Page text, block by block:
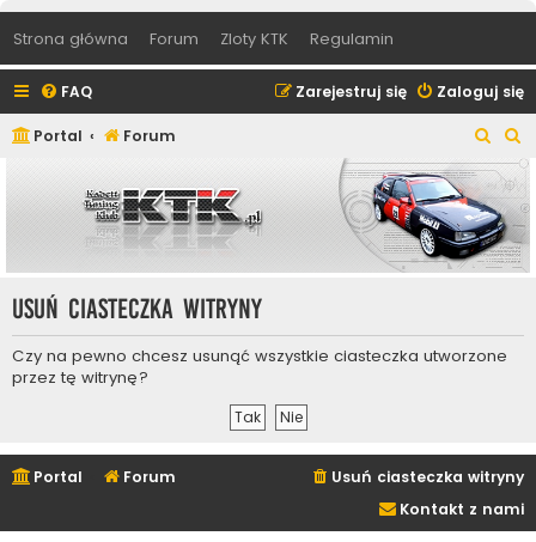
Strona główna Forum Zloty KTK Regulamin
FAQ Zaloguj się
Zarejestruj się
Portal Forum
z
u
k
z
u
k
a
Usuń ciasteczka witryny
Czy na pewno chcesz usunąć wszystkie ciasteczka utworzone
przez tę witrynę?
Portal Forum
Usuń ciasteczka witryny
Kontakt z nami